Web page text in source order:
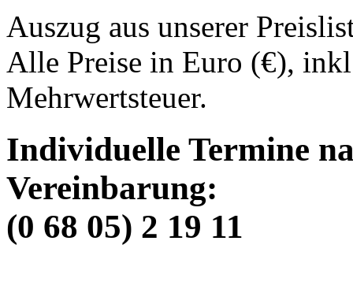
Auszug aus unserer
Alle Preise in Euro (€),
Mehrwertsteuer.
Individuelle Termine
Vereinbarung:
(0 68 05) 2 19 11